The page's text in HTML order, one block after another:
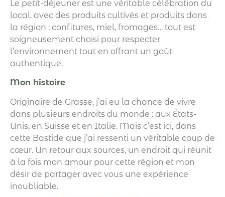
Le petit-déjeuner est une véritable célébration du
local, avec des produits cultivés et produits dans
la région : confitures, miel, fromages… tout est
soigneusement choisi pour respecter
l’environnement tout en offrant un goût
authentique.
Mon histoire
Originaire de Grasse, j’ai eu la chance de vivre
dans plusieurs endroits du monde : aux États-
Unis, en Suisse et en Italie. Mais c’est ici, dans
cette Bastide que j’ai ressenti un véritable coup de
cœur. Un retour aux sources, un endroit qui réunit
à la fois mon amour pour cette région et mon
désir de partager avec vous une expérience
inoubliable.